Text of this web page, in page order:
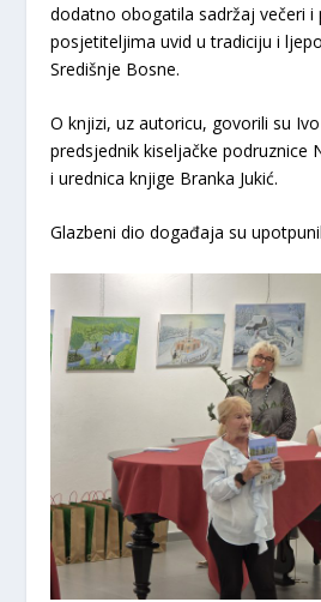
dodatno obogatila sadržaj večeri i
posjetiteljima uvid u tradiciju i
Središnje Bosne.
O knjizi, uz autoricu, govorili su
predsjednik kiseljačke podruznice
i urednica knjige Branka Jukić.
Glazbeni dio događaja su